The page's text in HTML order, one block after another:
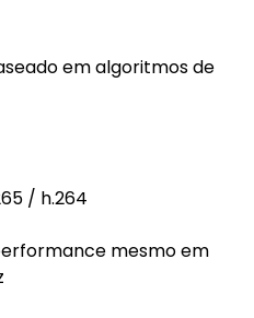
em algoritmos de
/ h.264
mesmo em